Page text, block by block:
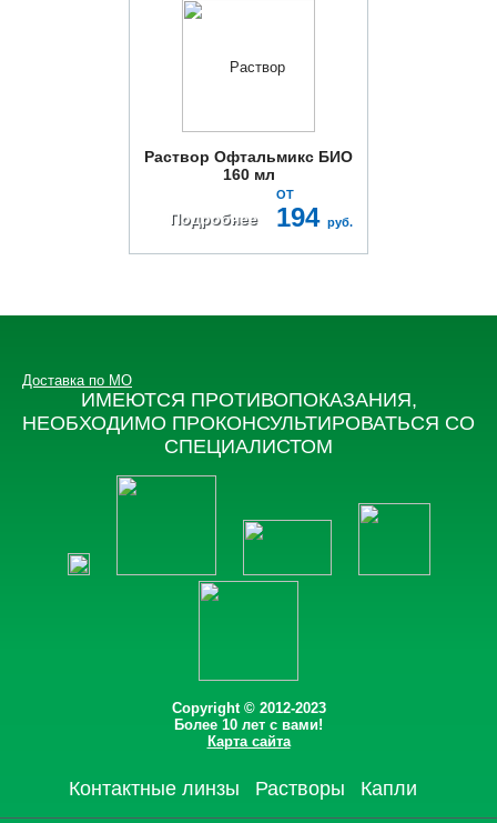
Раствор Офтальмикс БИО
160 мл
Подробнее
ОТ
194 руб.
Контактные линзы Растворы Капли
Copyright © 2012-2023
Более 10 лет с вами!
Карта сайта
ИМЕЮТСЯ ПРОТИВОПОКАЗАНИЯ,
НЕОБХОДИМО ПРОКОНСУЛЬТИРОВАТЬСЯ СО
СПЕЦИАЛИСТОМ
Доставка по МО